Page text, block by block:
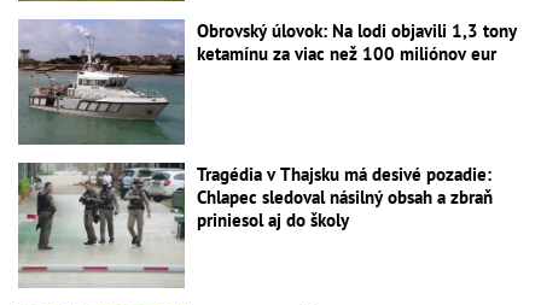
Obrovský úlovok: Na lodi objavili 1,3 tony
ketamínu za viac než 100 miliónov eur
Tragédia v Thajsku má desivé pozadie:
Chlapec sledoval násilný obsah a zbraň
priniesol aj do školy